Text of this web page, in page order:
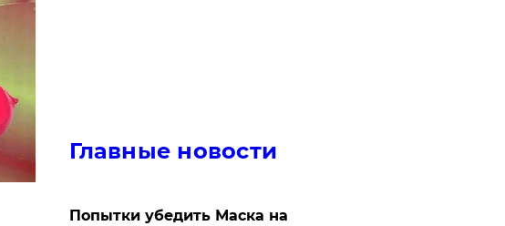
Главные новости
Попытки убедить Маска на